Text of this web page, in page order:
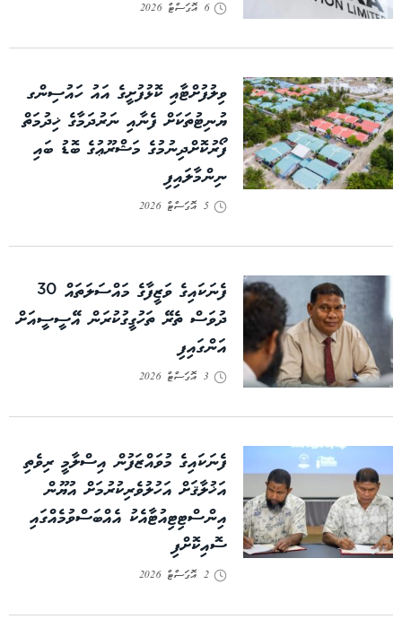
6 އޮގަސްޓް 2026
ވިލުފުށްޓާއި ކޮޅުފުށީގެ އައު ހައުސިންގ
ޔުނިޓުތަކަށް ފެނާއި ނަރުދަމާގެ ޚިދުމަތް
ފޯރުކޮށްދިނުމުގެ މަޝްރޫޢުގެ ބޮޑު ބައި
ނިންމާލައިފި
5 އޮގަސްޓް 2026
ފެނަކައިގެ ވަޒީފާގެ މައްސަލަތައް 30
ދުވަސް ތެރޭ ތަހުގީގުކުރަން އޭސީސީއަށް
އަންގައިފި
3 އޮގަސްޓް 2026
ފެނަކައިގެ މުވައްޒަފުން އިސްލާމީ ރިވެތި
އަޚުލާޤަށް އަހުލުވެރިކުރުމަށް އުޔޫން
އިންސްޓިޓިއުޓާއެކު އެއްބަސްވުމެއްގައި
ސޮއިކޮށްފި
2 އޮގަސްޓް 2026